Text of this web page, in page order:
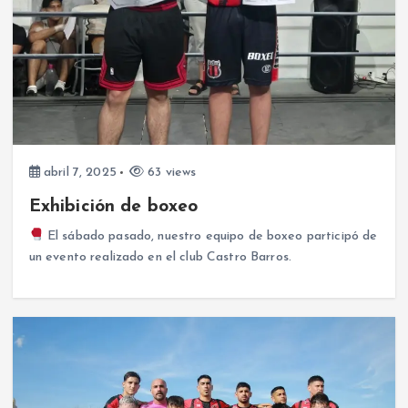
abril 7, 2025 63 views
Exhibición de boxeo
El sábado pasado, nuestro equipo de boxeo participó de
un evento realizado en el club Castro Barros.